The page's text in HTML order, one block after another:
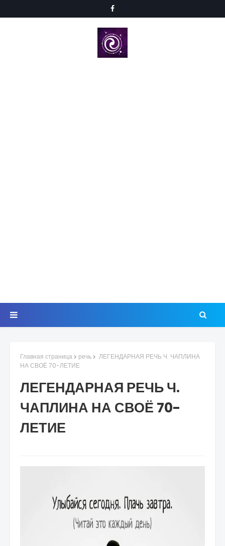
Главная страница речь
ЛЕГЕНДАРНАЯ РЕЧЬ Ч. ЧАПЛИНА
НА СВОЁ 70-ЛЕТИЕ
ЛЕГЕНДАРНАЯ РЕЧЬ Ч.
ЧАПЛИНА НА СВОЁ 70-
ЛЕТИЕ